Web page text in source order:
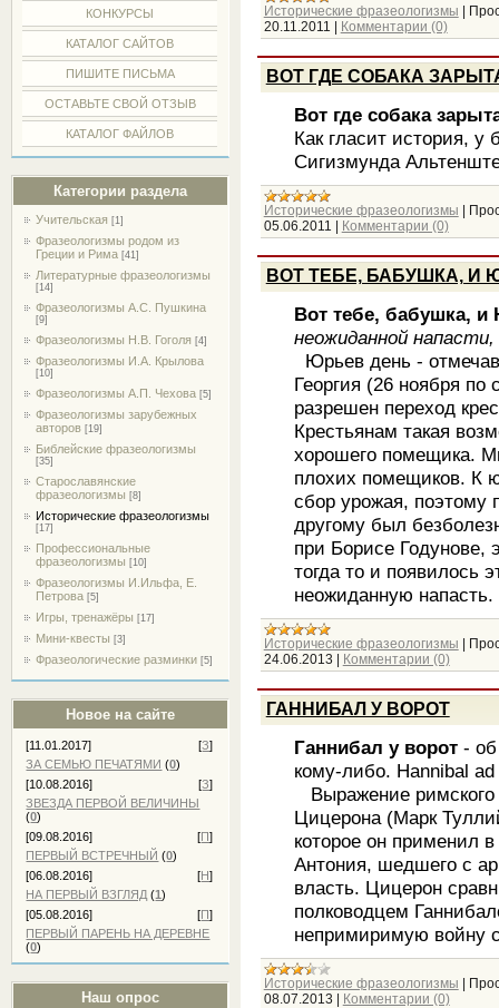
КОНКУРСЫ
КАТАЛОГ САЙТОВ
ПИШИТЕ ПИСЬМА
ОСТАВЬТЕ СВОЙ ОТЗЫВ
КАТАЛОГ ФАЙЛОВ
Категории раздела
Учительская [1]
Фразеологизмы родом из
Греции и Рима [41]
Литературные фразеологизмы
[14]
Фразеологизмы А.С. Пушкина
[9]
Фразеологизмы Н.В. Гоголя [4]
Фразеологизмы И.А. Крылова
[10]
Фразеологизмы А.П. Чехова [5]
Фразеологизмы зарубежных
авторов [19]
Библейские фразеологизмы
[35]
Старославянские
фразеологизмы [8]
Исторические фразеологизмы
[17]
Профессиональные
фразеологизмы [10]
Фразеологизмы И.Ильфа, Е.
Петрова [5]
Игры, тренажёры [17]
Мини-квесты [3]
Фразеологические разминки [5]
Новое на сайте
[11.01.2017] [З]
ЗА СЕМЬЮ ПЕЧАТЯМИ (0)
[10.08.2016]
[З]
ЗВЕЗДА ПЕРВОЙ ВЕЛИЧИНЫ
(0)
[09.08.2016]
[П]
ПЕРВЫЙ ВСТРЕЧНЫЙ (0)
[06.08.2016]
[Н]
НА ПЕРВЫЙ ВЗГЛЯД (1)
[05.08.2016]
[П]
ПЕРВЫЙ ПАРЕНЬ НА ДЕРЕВНЕ
(0)
Наш опрос
Исторические фразеологизмы |
20.11.2011 | Комментарии (0)
ВОТ ГДЕ СОБАКА
Вот где собака
Как гласит история, у
Сигизмунда
Исторические фразеологизмы |
05.06.2011 | Комментарии (0)
ВОТ ТЕБЕ, БАБУШКА, И
Вот тебе, бабушка,
неожиданной напасти,
Юрьев день -
Георгия (26 ноября
разрешен переход
Крестьянам такая
хорошего помещика.
плохих помещиков. К
сбор урожая, поэтому
другому был
при Борисе Годунове,
тогда то и появилось
неожиданную напасть.
Исторические фразеологизмы |
24.06.2013 | Комментарии (0)
ГАННИБАЛ У ВОРОТ
Ганнибал у ворот - об
кому-либо. Hannibal
Выражение римского
Цицерона (Марк
которое он применил
Антония, шедшего с
власть. Цицерон
полководцем
непримиримую войну
Исторические фразеологизмы |
08.07.2013 | Комментарии (0)